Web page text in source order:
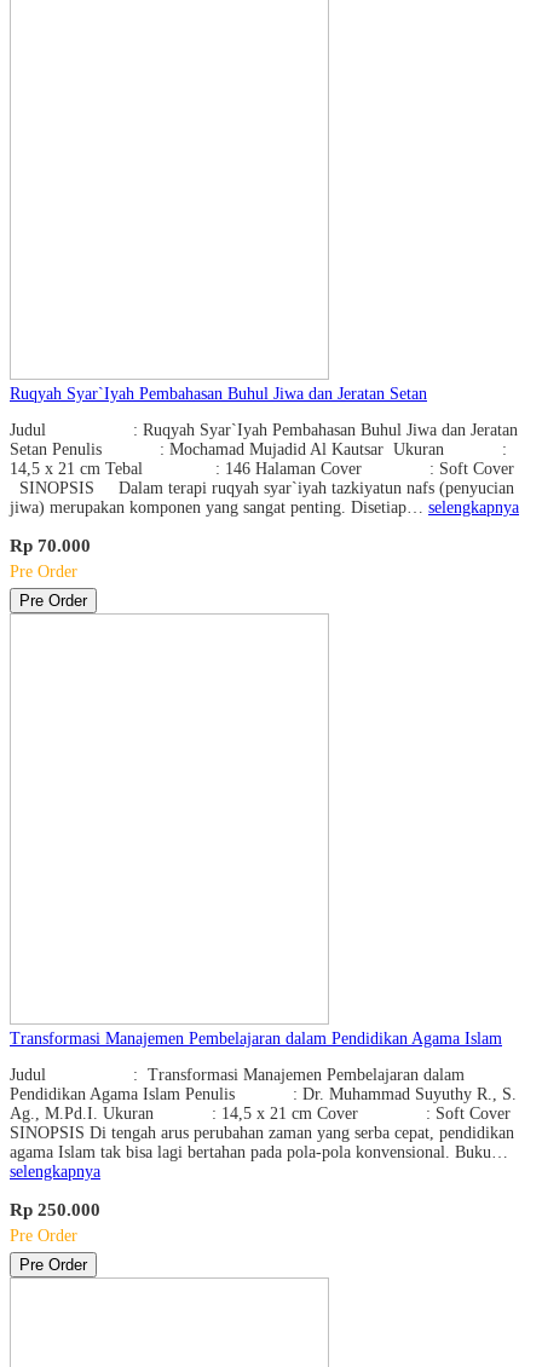
Ruqyah Syar`Iyah Pembahasan Buhul Jiwa dan Jeratan Setan
Judul : Ruqyah Syar`Iyah Pembahasan Buhul Jiwa dan Jeratan
Setan Penulis : Mochamad Mujadid Al Kautsar Ukuran :
14,5 x 21 cm Tebal : 146 Halaman Cover : Soft Cover
SINOPSIS Dalam terapi ruqyah syar`iyah tazkiyatun nafs (penyucian
jiwa) merupakan komponen yang sangat penting. Disetiap… selengkapnya
Rp 70.000
Pre Order
Pre Order
Transformasi Manajemen Pembelajaran dalam Pendidikan Agama Islam
Judul : Transformasi Manajemen Pembelajaran dalam
Pendidikan Agama Islam Penulis : Dr. Muhammad Suyuthy R., S.
Ag., M.Pd.I. Ukuran : 14,5 x 21 cm Cover : Soft Cover
SINOPSIS Di tengah arus perubahan zaman yang serba cepat, pendidikan
agama Islam tak bisa lagi bertahan pada pola-pola konvensional. Buku…
selengkapnya
Rp 250.000
Pre Order
Pre Order